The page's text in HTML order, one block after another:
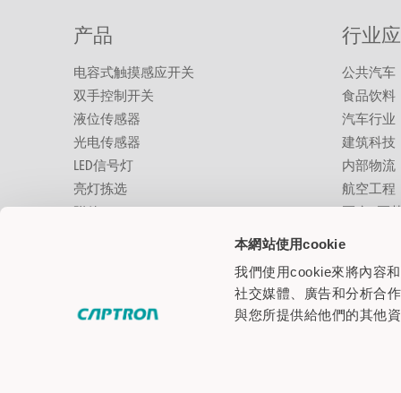
本網站使用cookie
我們使用cookie來將內容
社交媒體、廣告和分析合
與您所提供給他們的其他
产品
电容式触摸感应开关
双手控制开关
液位传感器
光电传感器
LED信号灯
亮灯拣选
附件
行业
公共汽车
食品饮料
汽车行业
建筑科技
内部物流
航空工程
医疗&医
机器人
设备和机